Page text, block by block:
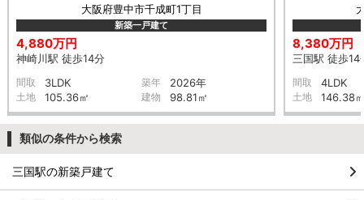
大阪府豊中市千成町1丁目
新築一戸建て
4,880万円
神崎川駅 徒歩14分
間取 3LDK 築年 2026年
土地 105.36㎡ 建物 98.81㎡
8,380万円
三国駅 徒歩14
間取 4LDK
土地 146.38
類似の条件から検索
三国駅の新築戸建て